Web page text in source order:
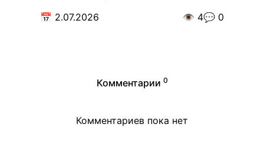
📅 2.07.2026 👁️ 4💬 0
Комментарии 0
Комментариев пока нет